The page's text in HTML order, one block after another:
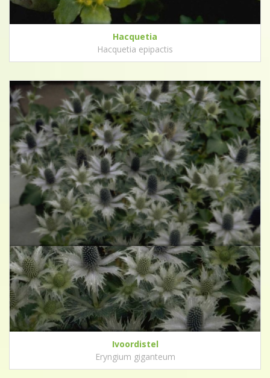
Hacquetia
Hacquetia epipactis
Ivoordistel
Eryngium giganteum